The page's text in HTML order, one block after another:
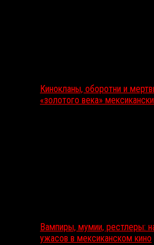
Кинокланы, оборотни и
«золотого века»
Вампиры, мумии, рестлеры:
ужасов в мексиканском кино